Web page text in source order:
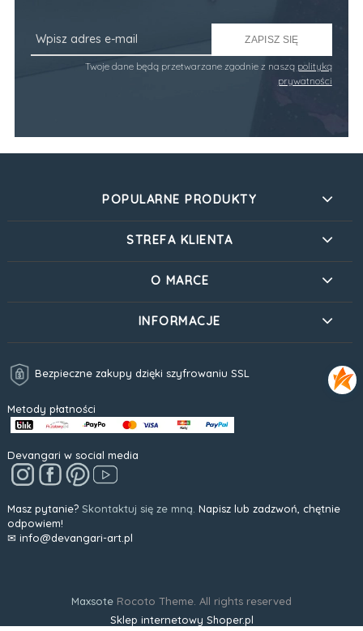
ZAPISZ SIĘ
Twoje dane będą przetwarzane zgodnie z naszą polityką
prywatności
POPULARNE PRODUKTY
STREFA KLIENTA
O MARCE
INFORMACJE
Bezpieczne zakupy dzięki szyfrowaniu SSL
Metody płatności
Devangari w social media
Masz pytanie? Skontaktuj się ze mną. Napisz lub zadzwoń, chętnie
odpowiem!
✉ info@devangari-art.pl
Maxsote Rocoto Theme. All rights reserved
Sklep internetowy Shoper.pl